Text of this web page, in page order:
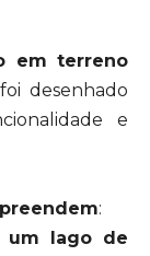
em terreno
desenhado
e
:
um lago de